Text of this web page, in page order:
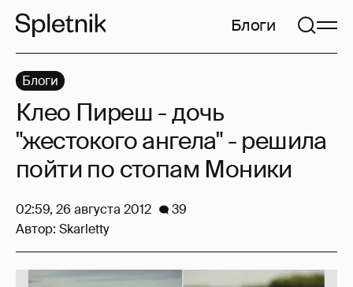
Блоги
Блоги
Клео Пиреш - дочь
"жестокого ангела" - решила
пойти по стопам Моники
02:59, 26 августа 2012
39
Автор: Skarletty